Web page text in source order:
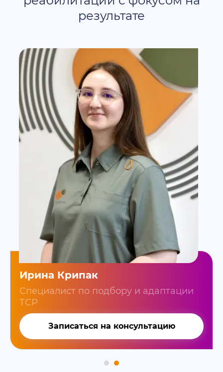
результате
Ирина Крипак
Специалист по подбору и адаптации
ТСР
Записаться на консультацию